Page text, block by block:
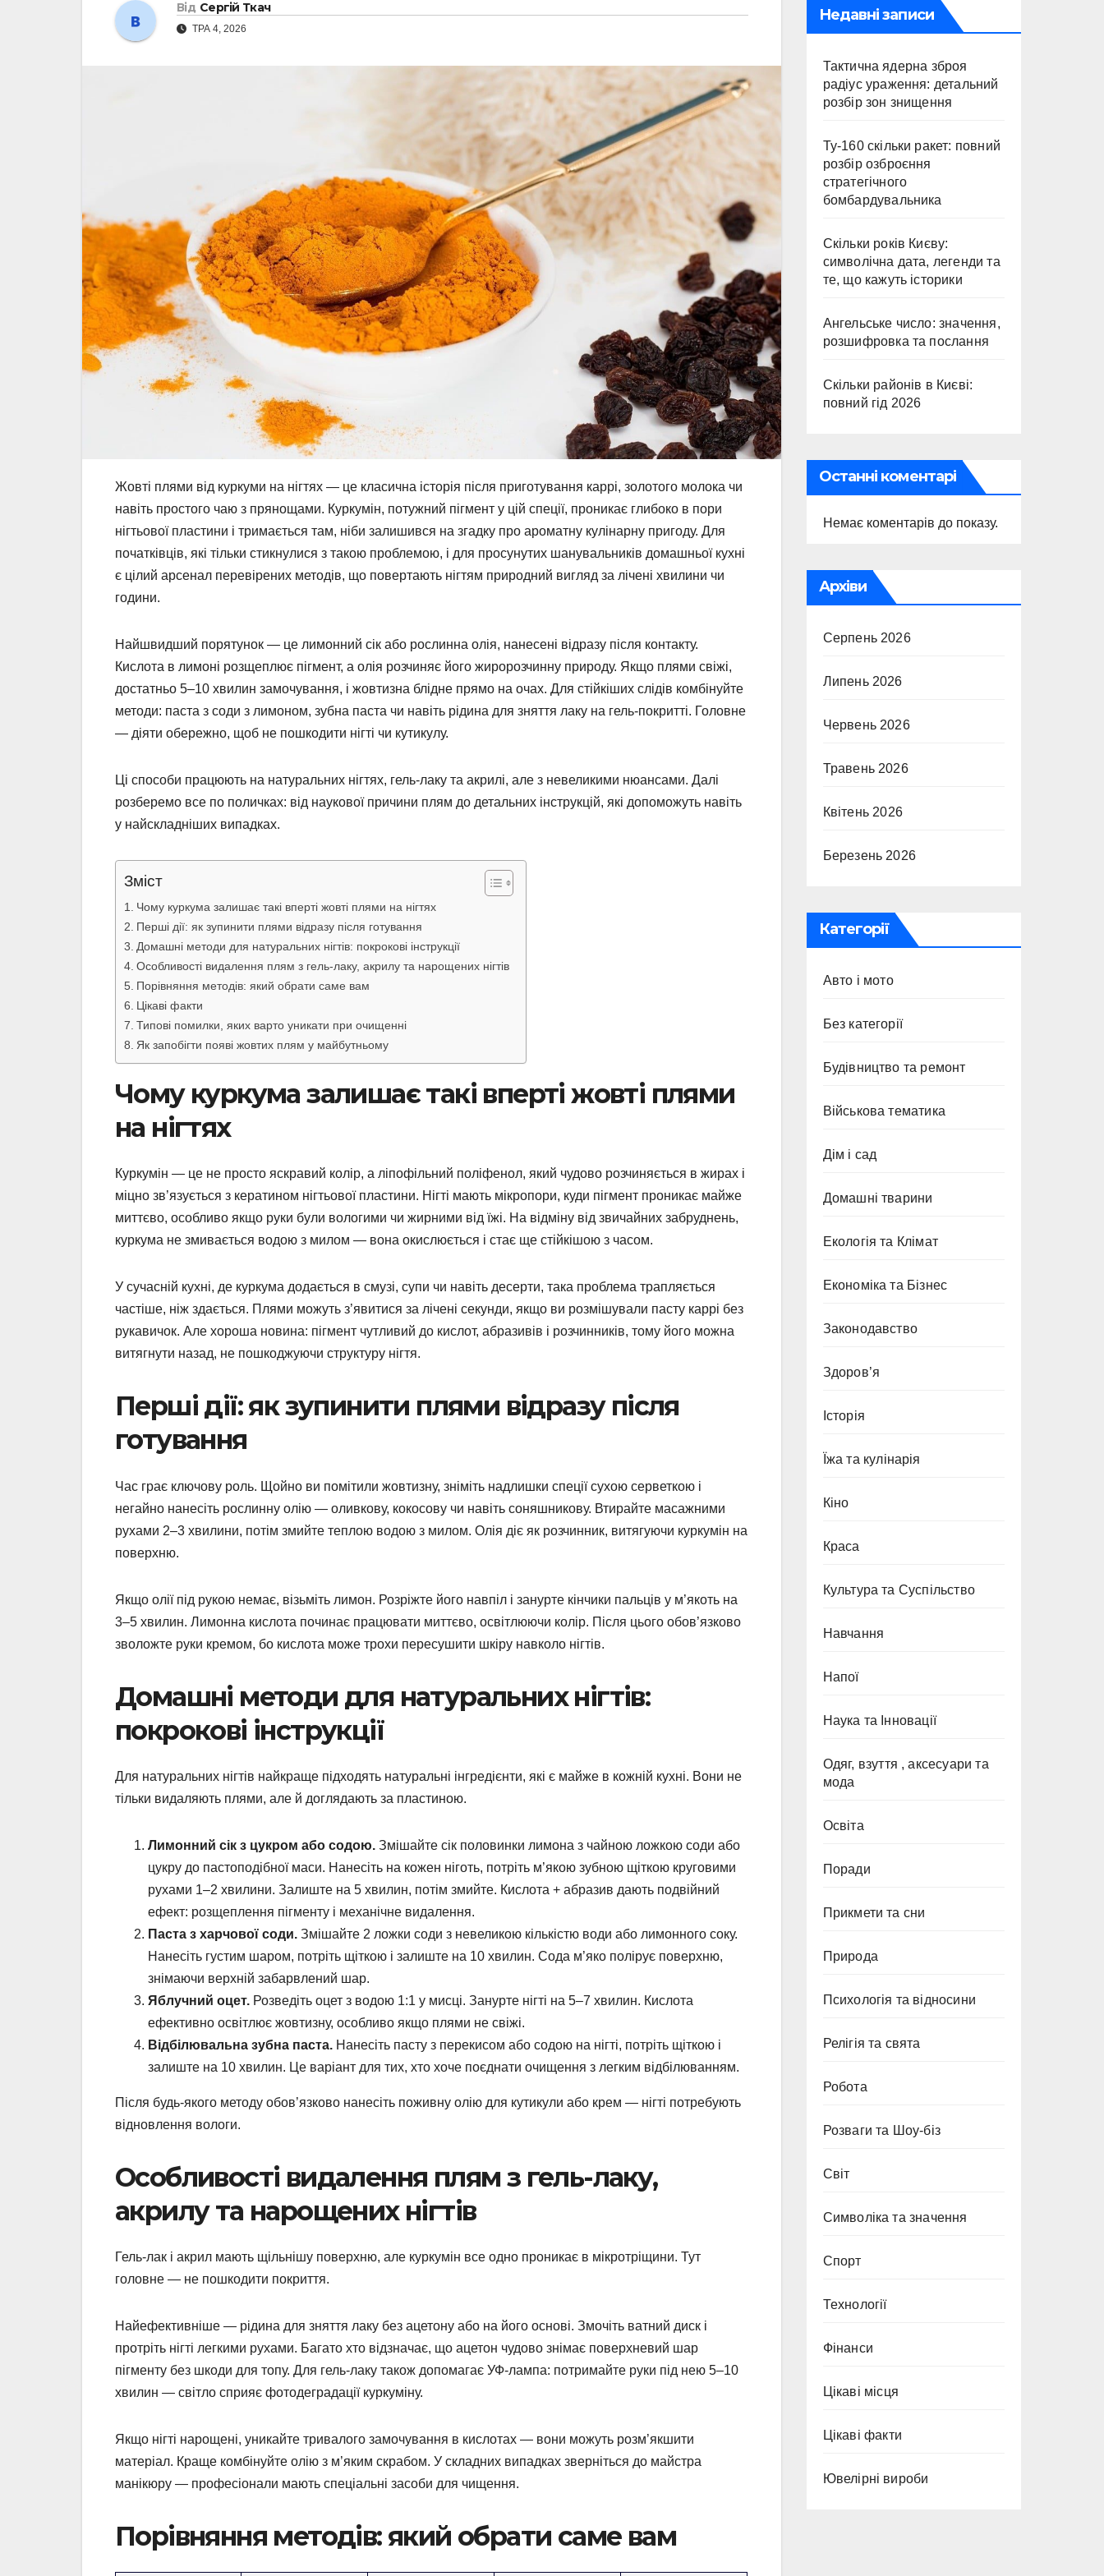
Від Сергій Ткач
ТРА 4, 2026
Жовті плями від куркуми на нігтях — це класична історія після приготування каррі, золотого молока чи
навіть простого чаю з прянощами. Куркумін, потужний пігмент у цій спеції, проникає глибоко в пори
нігтьової пластини і тримається там, ніби залишився на згадку про ароматну кулінарну пригоду. Для
початківців, які тільки стикнулися з такою проблемою, і для просунутих шанувальників домашньої кухні
є цілий арсенал перевірених методів, що повертають нігтям природний вигляд за лічені хвилини чи
години.
Найшвидший порятунок — це лимонний сік або рослинна олія, нанесені відразу після контакту.
Кислота в лимоні розщеплює пігмент, а олія розчиняє його жиророзчинну природу. Якщо плями свіжі,
достатньо 5–10 хвилин замочування, і жовтизна блідне прямо на очах. Для стійкіших слідів комбінуйте
методи: паста з соди з лимоном, зубна паста чи навіть рідина для зняття лаку на гель-покритті. Головне
— діяти обережно, щоб не пошкодити нігті чи кутикулу.
Ці способи працюють на натуральних нігтях, гель-лаку та акрилі, але з невеликими нюансами. Далі
розберемо все по поличках: від наукової причини плям до детальних інструкцій, які допоможуть навіть
у найскладніших випадках.
Зміст
Чому куркума залишає такі вперті жовті плями на нігтях
Перші дії: як зупинити плями відразу після готування
Домашні методи для натуральних нігтів: покрокові інструкції
Особливості видалення плям з гель-лаку, акрилу та нарощених нігтів
Порівняння методів: який обрати саме вам
Цікаві факти
Типові помилки, яких варто уникати при очищенні
Як запобігти появі жовтих плям у майбутньому
Чому куркума залишає такі вперті жовті плями
на нігтях
Куркумін — це не просто яскравий колір, а ліпофільний поліфенол, який чудово розчиняється в жирах і
міцно зв’язується з кератином нігтьової пластини. Нігті мають мікропори, куди пігмент проникає майже
миттєво, особливо якщо руки були вологими чи жирними від їжі. На відміну від звичайних забруднень,
куркума не змивається водою з милом — вона окислюється і стає ще стійкішою з часом.
У сучасній кухні, де куркума додається в смузі, супи чи навіть десерти, така проблема трапляється
частіше, ніж здається. Плями можуть з’явитися за лічені секунди, якщо ви розмішували пасту каррі без
рукавичок. Але хороша новина: пігмент чутливий до кислот, абразивів і розчинників, тому його можна
витягнути назад, не пошкоджуючи структуру нігтя.
Перші дії: як зупинити плями відразу після
готування
Час грає ключову роль. Щойно ви помітили жовтизну, зніміть надлишки спеції сухою серветкою і
негайно нанесіть рослинну олію — оливкову, кокосову чи навіть соняшникову. Втирайте масажними
рухами 2–3 хвилини, потім змийте теплою водою з милом. Олія діє як розчинник, витягуючи куркумін на
поверхню.
Якщо олії під рукою немає, візьміть лимон. Розріжте його навпіл і занурте кінчики пальців у м’якоть на
3–5 хвилин. Лимонна кислота починає працювати миттєво, освітлюючи колір. Після цього обов’язково
зволожте руки кремом, бо кислота може трохи пересушити шкіру навколо нігтів.
Домашні методи для натуральних нігтів:
покрокові інструкції
Для натуральних нігтів найкраще підходять натуральні інгредієнти, які є майже в кожній кухні. Вони не
тільки видаляють плями, але й доглядають за пластиною.
Лимонний сік з цукром або содою. Змішайте сік половинки лимона з чайною ложкою соди або
цукру до пастоподібної маси. Нанесіть на кожен ніготь, потріть м’якою зубною щіткою круговими
рухами 1–2 хвилини. Залиште на 5 хвилин, потім змийте. Кислота + абразив дають подвійний
ефект: розщеплення пігменту і механічне видалення.
Паста з харчової соди. Змішайте 2 ложки соди з невеликою кількістю води або лимонного соку.
Нанесіть густим шаром, потріть щіткою і залиште на 10 хвилин. Сода м’яко полірує поверхню,
знімаючи верхній забарвлений шар.
Яблучний оцет. Розведіть оцет з водою 1:1 у мисці. Занурте нігті на 5–7 хвилин. Кислота
ефективно освітлює жовтизну, особливо якщо плями не свіжі.
Відбілювальна зубна паста. Нанесіть пасту з перекисом або содою на нігті, потріть щіткою і
залиште на 10 хвилин. Це варіант для тих, хто хоче поєднати очищення з легким відбілюванням.
Після будь-якого методу обов’язково нанесіть поживну олію для кутикули або крем — нігті потребують
відновлення вологи.
Особливості видалення плям з гель-лаку,
акрилу та нарощених нігтів
Гель-лак і акрил мають щільнішу поверхню, але куркумін все одно проникає в мікротріщини. Тут
головне — не пошкодити покриття.
Найефективніше — рідина для зняття лаку без ацетону або на його основі. Змочіть ватний диск і
протріть нігті легкими рухами. Багато хто відзначає, що ацетон чудово знімає поверхневий шар
пігменту без шкоди для топу. Для гель-лаку також допомагає УФ-лампа: потримайте руки під нею 5–10
хвилин — світло сприяє фотодеградації куркуміну.
Якщо нігті нарощені, уникайте тривалого замочування в кислотах — вони можуть розм’якшити
матеріал. Краще комбінуйте олію з м’яким скрабом. У складних випадках зверніться до майстра
манікюру — професіонали мають спеціальні засоби для чищення.
Порівняння методів: який обрати саме вам
Недавні записи
Тактична ядерна зброя
радіус ураження: детальний
розбір зон знищення
Ту-160 скільки ракет: повний
розбір озброєння
стратегічного
бомбардувальника
Скільки років Києву:
символічна дата, легенди та
те, що кажуть історики
Ангельське число: значення,
розшифровка та послання
Скільки районів в Києві:
повний гід 2026
Останні коментарі
Немає коментарів до показу.
Архіви
Серпень 2026
Липень 2026
Червень 2026
Травень 2026
Квітень 2026
Березень 2026
Категорії
Авто і мото
Без категорії
Будівництво та ремонт
Військова тематика
Дім і сад
Домашні тварини
Екологія та Клімат
Економіка та Бізнес
Законодавство
Здоров’я
Історія
Їжа та кулінарія
Кіно
Краса
Культура та Суспільство
Навчання
Напої
Наука та Інновації
Одяг, взуття , аксесуари та
мода
Освіта
Поради
Прикмети та сни
Природа
Психологія та відносини
Релігія та свята
Робота
Розваги та Шоу-біз
Світ
Символіка та значення
Спорт
Технології
Фінанси
Цікаві місця
Цікаві факти
Ювелірні вироби